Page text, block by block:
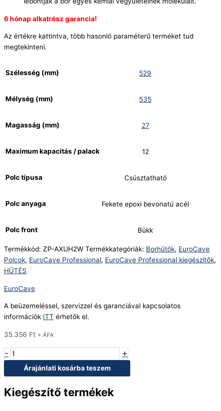
6 hónap alkatrész garancia!
Az értékre kattintva, több hasonló paraméterű terméket tud
megtekinteni.
Szélesség (mm) 529
Mélység (mm) 535
Magasság (mm) 27
Maximum kapacitás / palack 12
Polc típusa Csúsztatható
Polc anyaga Fekete epoxi bevonatú acél
Polc front Bükk
Termékkód: ZP-AXUH2W Termékkategóriák: Borhűtők, EuroCave
Polcok, EuroCave Professional, EuroCave Professional kiegészítők,
HŰTÉS
EuroCave
A beüzemeléssel, szervizzel és garanciával kapcsolatos
információk ITT érhetők el.
35.356 Ft + ÁFA
- +
Árajánlati kosárba teszem
Kiegészítő termékek